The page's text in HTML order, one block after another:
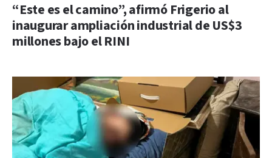
“Este es el camino”, afirmó Frigerio al
inaugurar ampliación industrial de US$3
millones bajo el RINI